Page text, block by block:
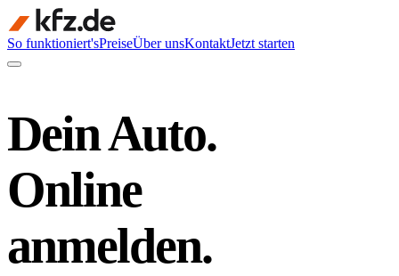
So funktioniert'sPreiseÜber unsKontaktJetzt starten
Dein Auto.
Online
anmelden.